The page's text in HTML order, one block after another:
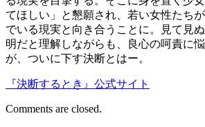
てほしい」と懇願され、若い女性たち
でいる現実と向き合うことに。見て見
明だと理解しながらも、良心の呵責に
が、ついに下す決断とはー。
『決断するとき』公式サイト
Comments are closed.